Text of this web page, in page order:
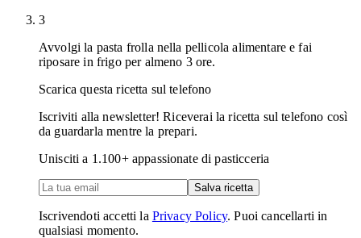
3
Avvolgi la pasta frolla nella pellicola alimentare e fai
riposare in frigo per almeno 3 ore.
Scarica questa ricetta sul telefono
Iscriviti alla newsletter! Riceverai la ricetta sul telefono così
da guardarla mentre la prepari.
Unisciti a 1.100+ appassionate di pasticceria
Salva ricetta
Iscrivendoti accetti la Privacy Policy. Puoi cancellarti in
qualsiasi momento.